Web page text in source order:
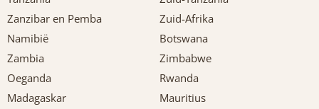
Zanzibar en Pemba
Zuid-Afrika
Namibië
Botswana
Zambia
Zimbabwe
Oeganda
Rwanda
Madagaskar
Mauritius